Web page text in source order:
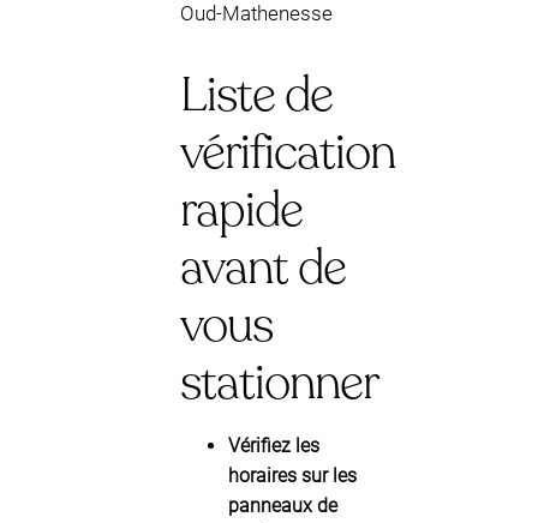
Oud-Mathenesse
Liste de
vérification
rapide
avant de
vous
stationner
Vérifiez les
horaires sur les
panneaux de